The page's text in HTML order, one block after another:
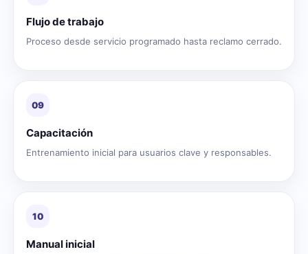
Flujo de trabajo
Proceso desde servicio programado hasta reclamo cerrado.
09
Capacitación
Entrenamiento inicial para usuarios clave y responsables.
10
Manual inicial